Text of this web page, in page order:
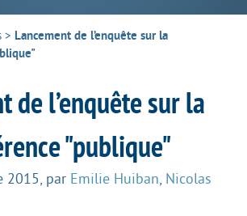
> Lancement de l’enquête sur la
de l’enquête sur la
"publique"
2015, par Emilie Huiban, Nicolas